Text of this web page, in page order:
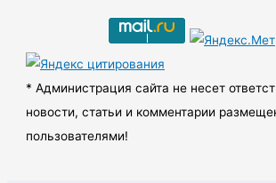
ы
* Администрация сайта не несет
новости, статьи и комментарии
пользователями!